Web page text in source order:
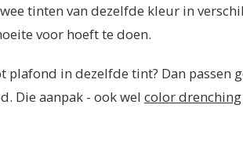
tinten van dezelfde kleur in
voor hoeft te doen.
plafond in dezelfde tint? Dan passen
Die aanpak - ook wel color drenching